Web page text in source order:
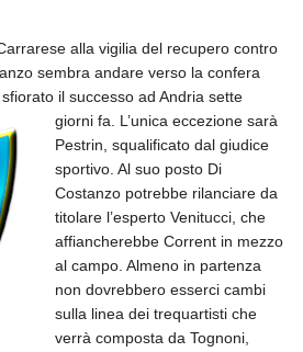
alla vigilia del recupero contro
sembra andare verso la confera
il successo ad Andria sette
giorni fa. L’unica eccezione sarà
Pestrin, squalificato dal giudice
sportivo. Al suo posto Di
Costanzo potrebbe rilanciare da
titolare l’esperto Venitucci, che
affiancherebbe Corrent in mezzo
al campo. Almeno in partenza
non dovrebbero esserci cambi
sulla linea dei trequartisti che
verrà composta da Tognoni,